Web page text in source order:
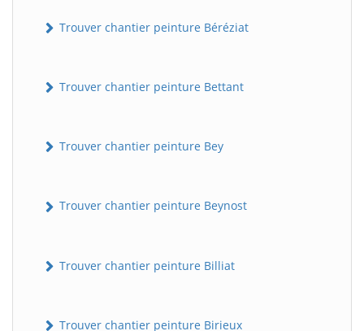
Trouver chantier peinture Béréziat
Trouver chantier peinture Bettant
Trouver chantier peinture Bey
Trouver chantier peinture Beynost
Trouver chantier peinture Billiat
Trouver chantier peinture Birieux